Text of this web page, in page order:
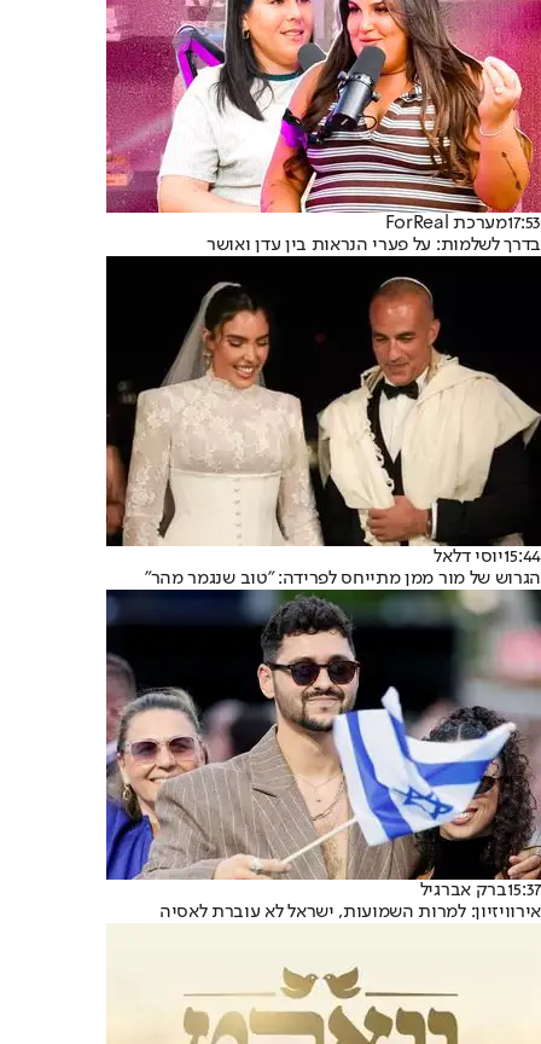
17:53מערכת ForReal
בדרך לשלמות: על פערי הנראות בין עדן ואושר
15:44יוסי דלאל
הגרוש של מור ממן מתייחס לפרידה: "טוב שנגמר מהר"
15:37ברק אברגיל
אירוויזיון: למרות השמועות, ישראל לא עוברת לאסיה